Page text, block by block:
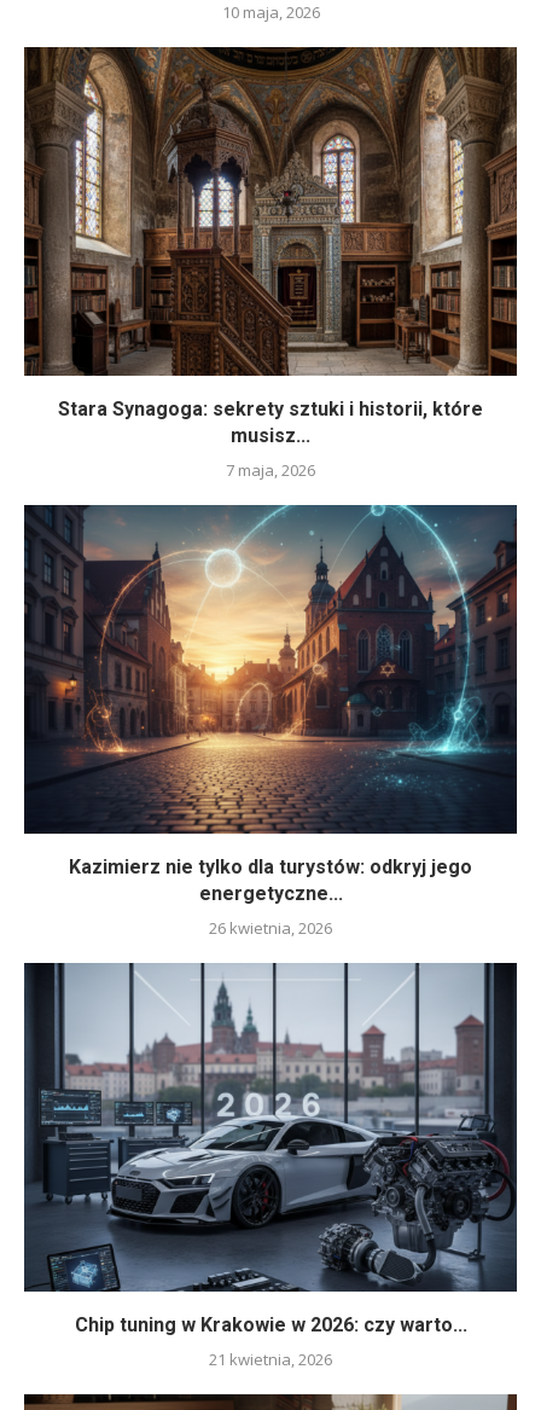
10 maja, 2026
Stara Synagoga: sekrety sztuki i historii, które
musisz...
7 maja, 2026
Kazimierz nie tylko dla turystów: odkryj jego
energetyczne...
26 kwietnia, 2026
Chip tuning w Krakowie w 2026: czy warto...
21 kwietnia, 2026